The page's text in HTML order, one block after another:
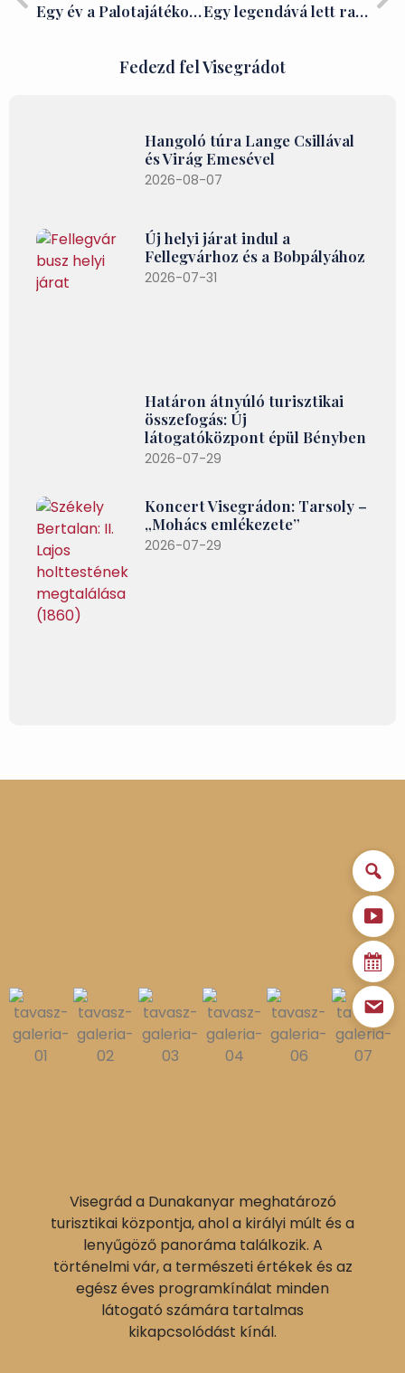
Egy év a Palotajátékok nélkül Egy legendává lett rajzfilmsorozat – Mesék Mátyás királyról
Fedezd fel Visegrádot
Hangoló túra Lange Csillával
és Virág Emesével
2026-08-07
Új helyi járat indul a
Fellegvárhoz és a Bobpályához
2026-07-31
Határon átnyúló turisztikai
összefogás: Új
látogatóközpont épül Bényben
2026-07-29
Koncert Visegrádon: Tarsoly –
„Mohács emlékezete”
2026-07-29
Visegrád a Dunakanyar meghatározó
turisztikai központja, ahol a királyi múlt és a
lenyűgöző panoráma találkozik. A
történelmi vár, a természeti értékek és az
egész éves programkínálat minden
látogató számára tartalmas
kikapcsolódást kínál.